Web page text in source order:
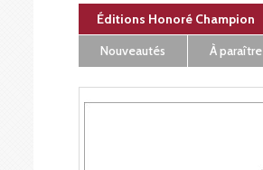
Éditions Honoré Champion
Nouveautés
À paraître